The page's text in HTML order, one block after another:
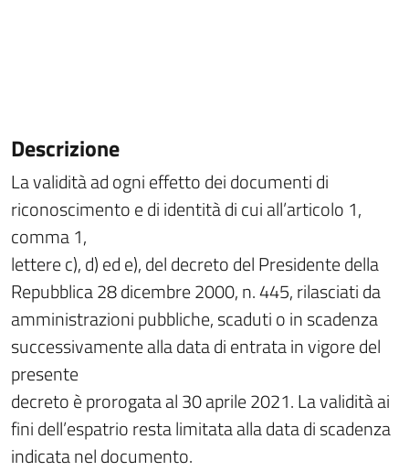
Descrizione
La validità ad ogni effetto dei documenti di
riconoscimento e di identità di cui all’articolo 1,
comma 1,
lettere c), d) ed e), del decreto del Presidente della
Repubblica 28 dicembre 2000, n. 445, rilasciati da
amministrazioni pubbliche, scaduti o in scadenza
successivamente alla data di entrata in vigore del
presente
decreto è prorogata al 30 aprile 2021. La validità ai
fini dell’espatrio resta limitata alla data di scadenza
indicata nel documento.